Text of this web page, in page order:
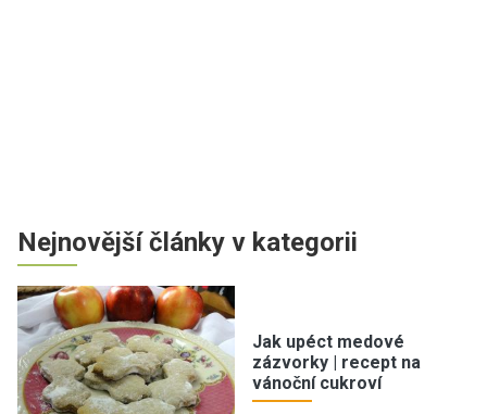
Nejnovější články v kategorii
Jak upéct medové
zázvorky | recept na
vánoční cukroví